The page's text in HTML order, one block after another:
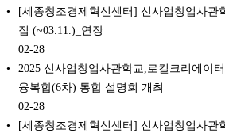
[세종창조경제혁신센터] 신사업창업사관
집 (~03.11.)_연장
02-28
2025 신사업창업사관학교,로컬크리에이
융복합(6차) 통합 설명회 개최
02-28
[세종창조경제혁신센터] 신사업창업사관